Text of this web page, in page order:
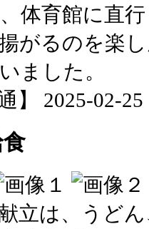
体育館に直
がるのを楽
ました。
】 2025-02-
立は、うど